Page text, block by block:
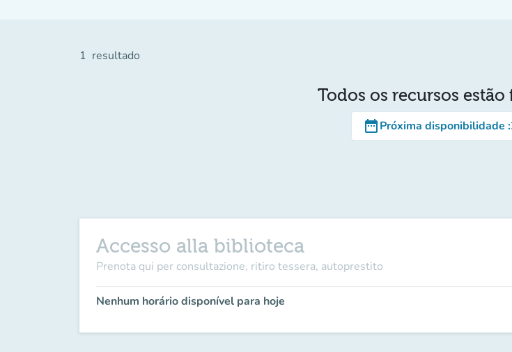
1 resultado
Todos os recursos
date_rangePróxima disponibilidade :
Accesso alla biblioteca
Prenota qui per consultazione, ritiro tessera, autoprestito
Nenhum horário disponível para hoje